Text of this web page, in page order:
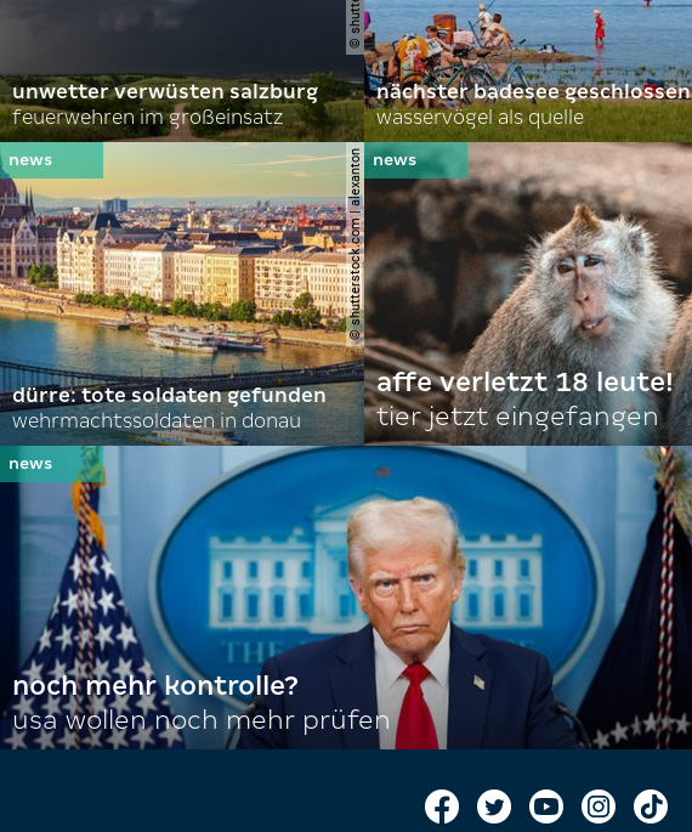
unwetter verwüsten salzburg
feuerwehren im großeinsatz
nächster badesee geschlossen
wasservögel als quelle
© shutterstock.com | alexanton
dürre: tote soldaten gefunden
wehrmachtssoldaten in donau
affe verletzt 18 leute!
tier jetzt eingefangen
noch mehr kontrolle?
usa wollen noch mehr prüfen